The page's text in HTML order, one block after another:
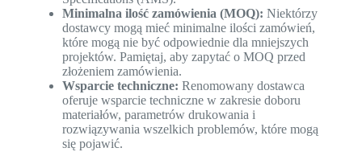
Minimalna ilość zamówienia (MOQ): Niektórzy
dostawcy mogą mieć minimalne ilości zamówień,
które mogą nie być odpowiednie dla mniejszych
projektów. Pamiętaj, aby zapytać o MOQ przed
złożeniem zamówienia.
Wsparcie techniczne: Renomowany dostawca
oferuje wsparcie techniczne w zakresie doboru
materiałów, parametrów drukowania i
rozwiązywania wszelkich problemów, które mogą
się pojawić.